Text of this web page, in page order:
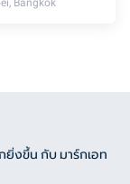
ยิ่งขึ้น กับ มาร์กเอท